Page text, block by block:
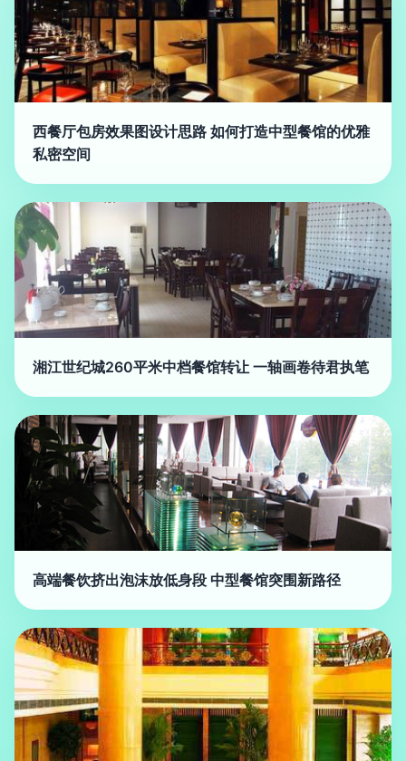
西餐厅包房效果图设计思路 如何打造中型餐馆的优雅
私密空间
湘江世纪城260平米中档餐馆转让 一轴画卷待君执笔
高端餐饮挤出泡沫放低身段 中型餐馆突围新路径